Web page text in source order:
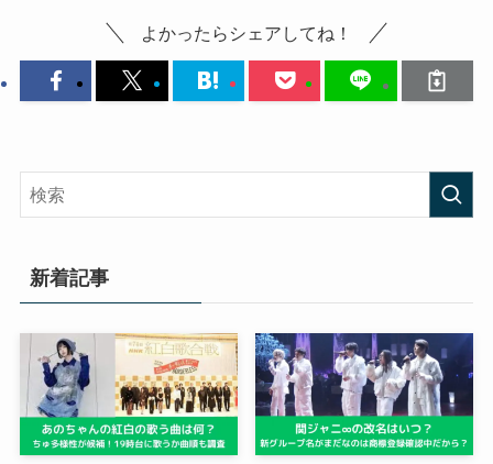
よかったらシェアしてね！
新着記事